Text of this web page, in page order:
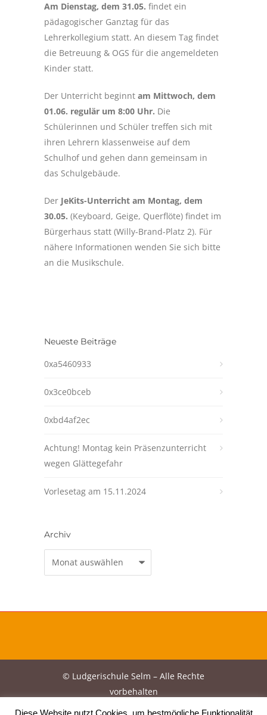
Am Dienstag, dem 31.05. findet ein
pädagogischer Ganztag für das
Lehrerkollegium statt. An diesem Tag findet
die Betreuung & OGS für die angemeldeten
Kinder statt.
Der Unterricht beginnt am Mittwoch, dem
01.06. regulär um 8:00 Uhr. Die
Schülerinnen und Schüler treffen sich mit
ihren Lehrern klassenweise auf dem
Schulhof und gehen dann gemeinsam in
das Schulgebäude.
Der JeKits-Unterricht am Montag, dem
30.05. (Keyboard, Geige, Querflöte) findet im
Bürgerhaus statt (Willy-Brand-Platz 2). Für
nähere Informationen wenden Sie sich bitte
an die Musikschule.
Neueste Beiträge
0xa5460933
0x3ce0bceb
0xbd4af2ec
Achtung! Montag kein Präsenzunterricht
wegen Glättegefahr
Vorlesetag am 15.11.2024
Archiv
© Ludgerischule Selm – Alle Rechte
vorbehalten
Diese Website nutzt Cookies, um bestmögliche Funktionalität